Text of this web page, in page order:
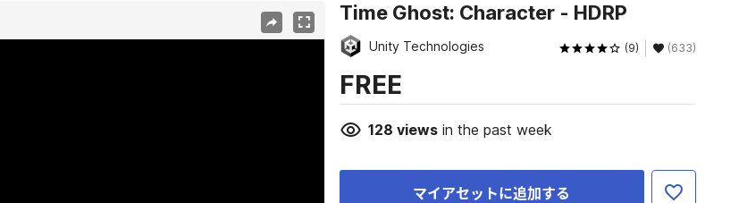
Time Ghost: Character - HDRP
Unity Technologies (9) (633)
FREE
128 viewsin the past week
マイアセットに追加する